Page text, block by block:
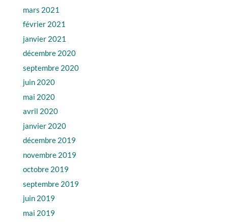
mars 2021
février 2021
janvier 2021
décembre 2020
septembre 2020
juin 2020
mai 2020
avril 2020
janvier 2020
décembre 2019
novembre 2019
octobre 2019
septembre 2019
juin 2019
mai 2019